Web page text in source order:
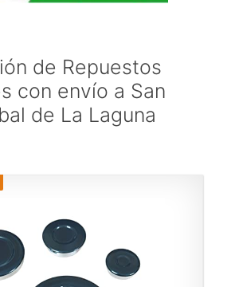
de Repuestos
con envío a San
de La Laguna